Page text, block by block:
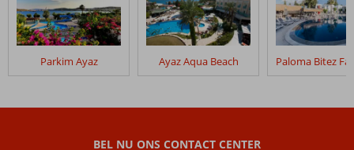
na
hun
verblijf
Beoordelingen
Parkim Ayaz Ayaz Aqua Beach
BEL NU ONS CONTACT CENTER